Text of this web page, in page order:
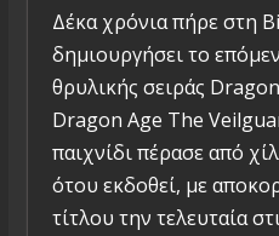
Δέκα χρόνια πήρε στη
δημιουργήσει το
θρυλικής σειράς
Dragon Age The
παιχνίδι πέρασε από
ότου εκδοθεί, με
τίτλου την τελευταία